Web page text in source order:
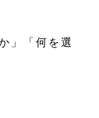
」「何を選